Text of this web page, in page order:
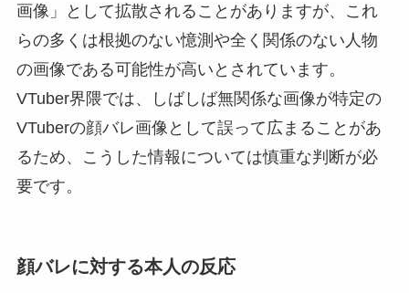
画像」として拡散されることがありますが、これ
らの多くは根拠のない憶測や全く関係のない人物
の画像である可能性が高いとされています。
VTuber界隈では、しばしば無関係な画像が特定の
VTuberの顔バレ画像として誤って広まることがあ
るため、こうした情報については慎重な判断が必
要です。
顔バレに対する本人の反応